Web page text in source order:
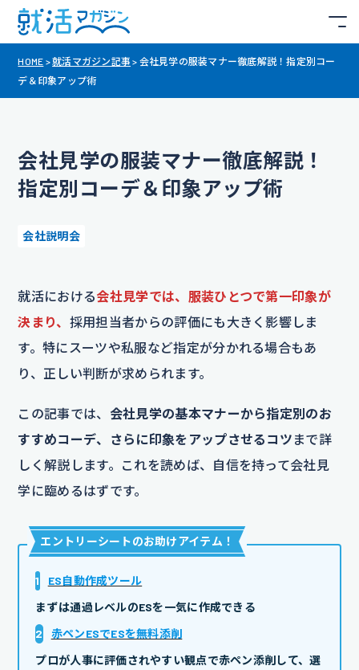
HOME >就活マガジン記事 > 会社見学の服装マナー徹底解説！指定別コー
デ＆印象アップ術
会社見学の服装マナー徹底解説！
指定別コーデ＆印象アップ術
会社説明会
就活における会社見学では、服装ひとつで第一印象が
決まり、 採用担当者からの評価にも大きく影響しま
す。特にスーツや私服など指定が分かれる場合もあ
り、正しい判断が求められます。
この記事では、 会社見学の基本マナーから指定別のお
すすめコーデ、さらに印象をアップさせるコツ まで詳
しく解説します。これを読めば、自信を持って会社見
学に臨めるはずです。
エントリーシートのお助けアイテム ！
1
ES自動作成ツール
まずは通過レベルのESを一気に作成できる
2
赤ペンESでESを無料添削
プロが人事に評価されやすい観点で赤ペン添削して、選